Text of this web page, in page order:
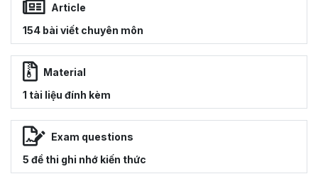
Article
154 bài viết chuyên môn
Material
1 tài liệu đính kèm
Exam questions
5 đề thi ghi nhớ kiến thức